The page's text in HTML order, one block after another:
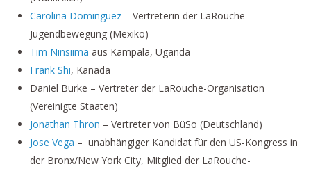
Carolina Dominguez – Vertreterin der LaRouche-
Jugendbewegung (Mexiko)
Tim Ninsiima aus Kampala, Uganda
Frank Shi, Kanada
Daniel Burke – Vertreter der LaRouche-Organisation
(Vereinigte Staaten)
Jonathan Thron – Vertreter von BüSo (Deutschland)
Jose Vega – unabhängiger Kandidat für den US-Kongress in
der Bronx/New York City, Mitglied der LaRouche-